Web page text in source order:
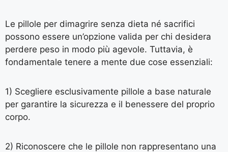
Le pillole per dimagrire senza dieta né sacrifici
possono essere un’opzione valida per chi desidera
perdere peso in modo più agevole. Tuttavia, è
fondamentale tenere a mente due cose essenziali:
1) Scegliere esclusivamente pillole a base naturale
per garantire la sicurezza e il benessere del proprio
corpo.
2) Riconoscere che le pillole non rappresentano una